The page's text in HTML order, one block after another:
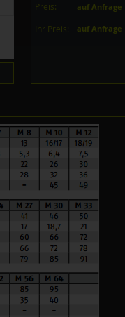
Preis:
auf Anfrage
Ihr Preis: auf Anfrage